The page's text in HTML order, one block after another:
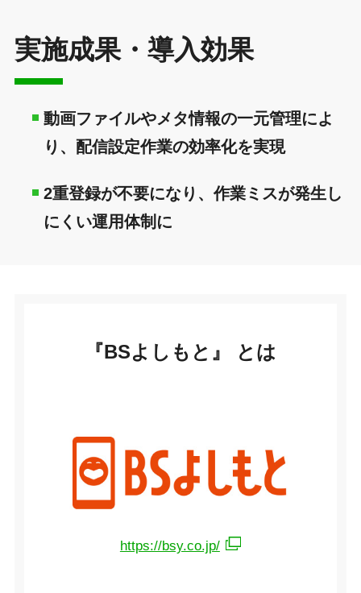
実施成果・導入効果
動画ファイルやメタ情報の一元管理によ
り、配信設定作業の効率化を実現
2重登録が不要になり、作業ミスが発生し
にくい運用体制に
『BSよしもと』 とは
https://bsy.co.jp/